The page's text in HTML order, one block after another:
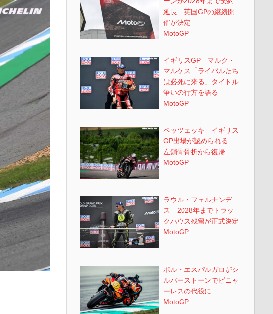
延長 英国GPの継続開
催が決定
MotoGP
イギリスGP マルク・
マルケス「ライバルたち
は必死に来る」タイトル
争いの行方を語る
MotoGP
ベッツェッキ イギリス
GP出場が認められる
左鎖骨骨折から復帰
MotoGP
ラウル・フェルナンデ
ス 2028年までトラッ
クハウス残留が正式決定
MotoGP
ポル・エスパルガロがシ
ルバーストーンでビニャ
ーレスの代役に
MotoGP